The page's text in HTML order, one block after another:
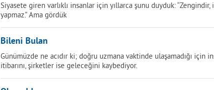
Siyasete giren varlıklı insanlar için yıllarca şunu duyduk:
yapmaz.” Ama gördük
Bileni Bulan
Günümüzde ne acıdır ki; doğru uzmana vaktinde ulaşamadığı için
itibarını, şirketler ise geleceğini kaybediyor.